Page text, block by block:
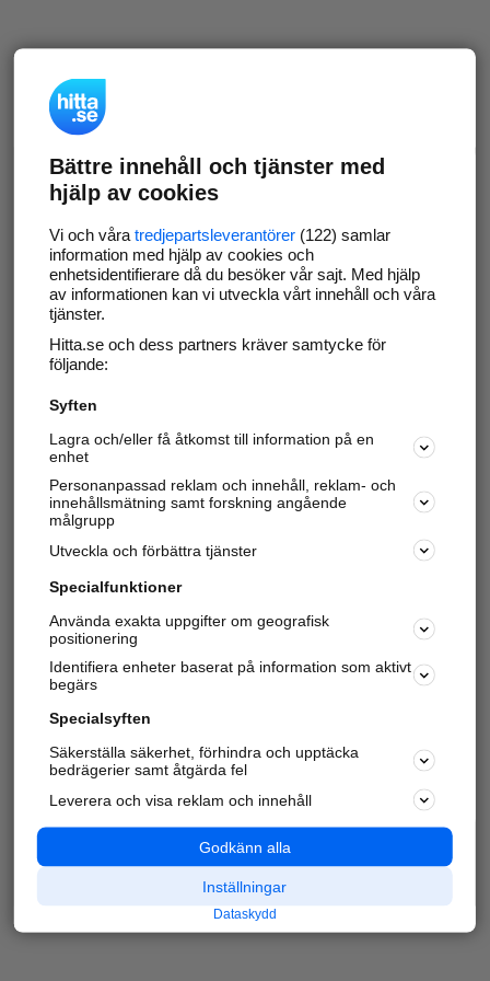
Bättre innehåll och tjänster med
hjälp av cookies
Vi och våra tredjepartsleverantörer(122) samlar
information med hjälp av cookies och
enhetsidentifierare då du besöker vår sajt. Med hjälp
av informationen kan vi utveckla vårt innehåll och våra
tjänster.
Hitta.se och dess partners kräver samtycke för
följande:
Syften
Lagra och/eller få åtkomst till information på en
enhet
Personanpassad reklam och innehåll, reklam- och
innehållsmätning samt forskning angående
målgrupp
Utveckla och förbättra tjänster
Specialfunktioner
Använda exakta uppgifter om geografisk
positionering
Identifiera enheter baserat på information som aktivt
begärs
Specialsyften
Säkerställa säkerhet, förhindra och upptäcka
bedrägerier samt åtgärda fel
Leverera och visa reklam och innehåll
Godkänn alla
Inställningar
Dataskydd